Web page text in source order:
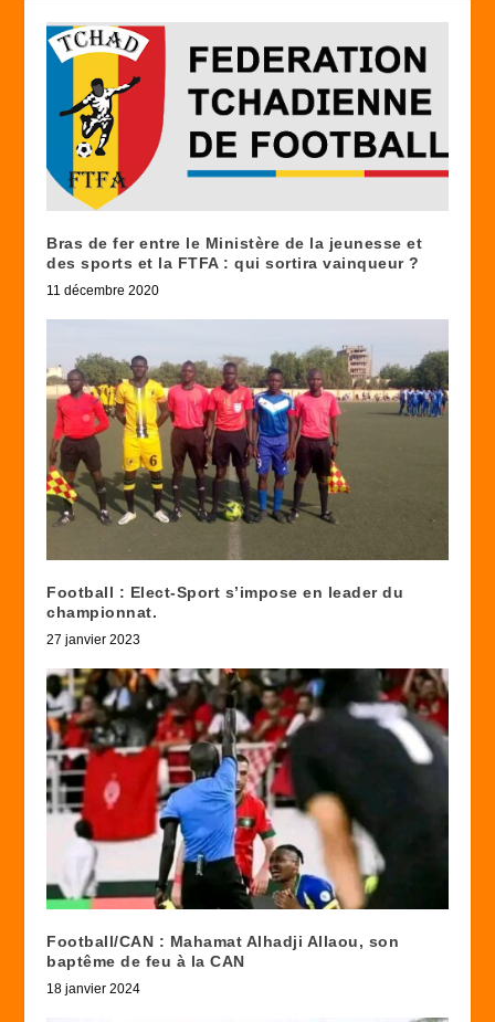
Bras de fer entre le Ministère de la jeunesse et
des sports et la FTFA : qui sortira vainqueur ?
11 décembre 2020
Football : Elect-Sport s’impose en leader du
championnat.
27 janvier 2023
Football/CAN : Mahamat Alhadji Allaou, son
baptême de feu à la CAN
18 janvier 2024